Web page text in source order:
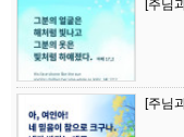
[주님
[주님